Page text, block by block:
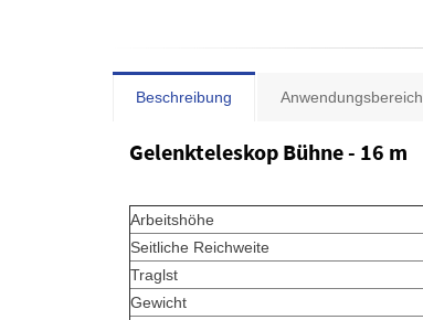
Beschreibung Anwendungsbereich
Gelenkteleskop Bühne - 16 m
Arbeitshöhe
Seitliche Reichweite
Traglst
Gewicht